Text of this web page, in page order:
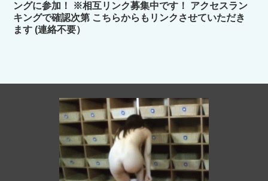
ングに参加！ ※相互リンク募集中です！ アクセスラン
キングで確認次第 こちらからもリンクさせていただき
ます (連絡不要）